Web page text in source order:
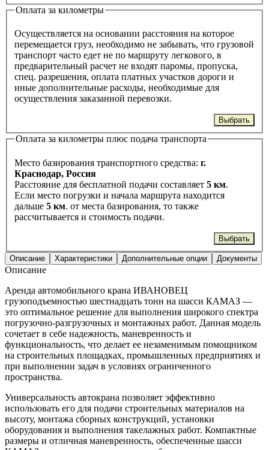
Оплата за километры
Осуществляется на основании расстояния на которое
перемещается груз, необходимо не забывать, что грузовой
транспорт часто едет не по маршруту легкового, в
предварительный расчет не входят паромы, пропуска,
спец. разрешения, оплата платных участков дороги и
иные дополнительные расходы, необходимые для
осуществления заказанной перевозки.
Выбрать
Оплата за километры плюс подача транспорта
Место базирования транспортного средства: г.
Краснодар, Россия
Расстояние для бесплатной подачи составляет 5 км.
Если место погрузки и начала маршрута находится
дальше 5 км. от места базирования, то также
рассчитывается и стоимость подачи.
Выбрать
Описание Характеристики Дополнительные опции Документы
Описание
Аренда автомобильного крана ИВАНОВЕЦ
грузоподъемностью шестнадцать тонн на шасси КАМАЗ —
это оптимальное решение для выполнения широкого спектра
погрузочно-разгрузочных и монтажных работ. Данная модель
сочетает в себе надежность, маневренность и
функциональность, что делает ее незаменимым помощником
на строительных площадках, промышленных предприятиях и
при выполнении задач в условиях ограниченного
пространства.
Универсальность автокрана позволяет эффективно
использовать его для подачи строительных материалов на
высоту, монтажа сборных конструкций, установки
оборудования и выполнения такелажных работ. Компактные
размеры и отличная маневренность, обеспеченные шасси